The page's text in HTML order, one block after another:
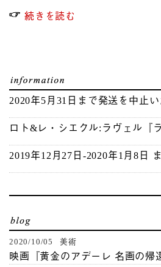
続きを読む
2020年5月31日まで発送を中止い
ロト&レ・シエクル:ラヴェル『
2019年12月27日-2020年1月8日
2020/10/05 美術
映画『黄金のアデーレ 名画の帰